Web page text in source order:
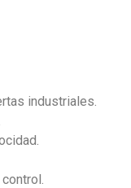
industriales.